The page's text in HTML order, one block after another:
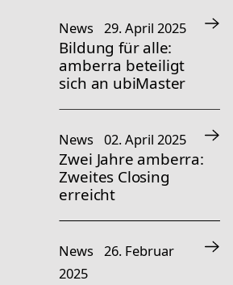
News 29. April 2025
Bildung für alle:
amberra beteiligt
sich an ubiMaster
News 02. April 2025
Zwei Jahre amberra:
Zweites Closing
erreicht
News
26. Februar
2025